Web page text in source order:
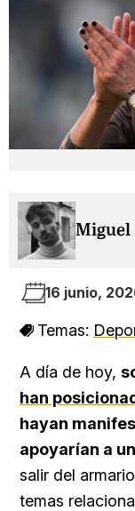
Miguel
16 junio,
Temas:
A día de hoy,
han
hayan
apoyarían a
salir del
temas